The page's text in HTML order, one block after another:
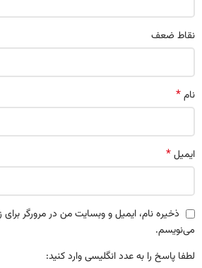
نقاط ضعف
نام*
ایمیل*
ذخیره نام، ایمیل و وبسایت من در مرورگر برای
می‌نویسم.
لطفا پاسخ را به عدد انگلیسی وارد کنید: